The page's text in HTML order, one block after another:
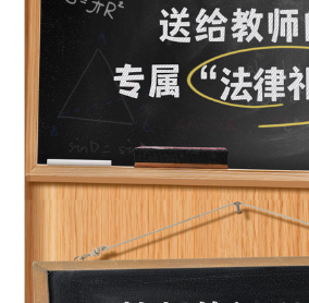
12345网上接诉即办 我要咨询
参与调查 在线访谈
走进北京
北京概况 十六区概览
绿色北京 图说北京